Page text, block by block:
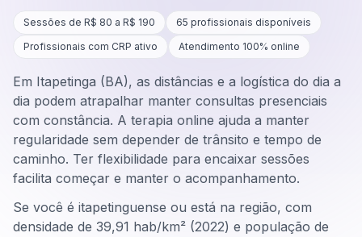
Sessões de R$ 80 a R$ 190 65 profissionais disponíveis
Profissionais com CRP ativo
Atendimento 100% online
Em Itapetinga (BA), as distâncias e a logística do dia a
dia podem atrapalhar manter consultas presenciais
com constância. A terapia online ajuda a manter
regularidade sem depender de trânsito e tempo de
caminho. Ter flexibilidade para encaixar sessões
facilita começar e manter o acompanhamento.
Se você é itapetinguense ou está na região, com
densidade de 39,91 hab/km² (2022) e população de